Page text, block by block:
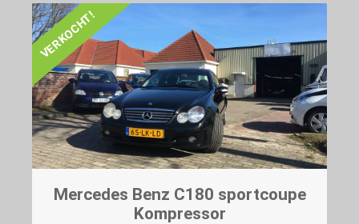
VERKOCHT!
Mercedes Benz C180 sportcoupe
Kompressor